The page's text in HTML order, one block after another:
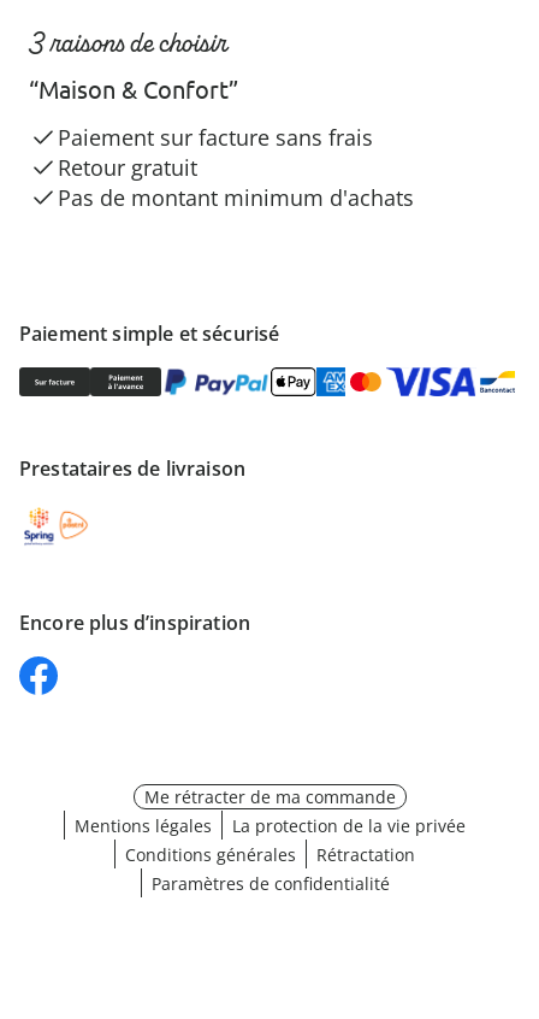
Paiement simple et sécurisé
Prestataires de livraison
Encore plus d’inspiration
3 raisons de choisir
“Maison & Confort”
Paiement sur facture sans frais
Retour gratuit
Pas de montant minimum d'achats
Me rétracter de ma commande
Mentions légales
La protection de la vie privée
Conditions générales
Rétractation
Paramètres de confidentialité